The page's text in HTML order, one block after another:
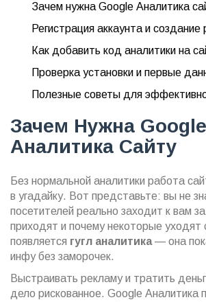
Зачем нужна Google Аналитика
Регистрация аккаунта и создание
Как добавить код аналитики на
Проверка установки и первые
Полезные советы для
Зачем Нужна Google
Аналитика Сайту
Без нормальной аналитики работа
в угадайку. Вот представьте: вы не
посетителей реально заходит к вам
приходят и почему некоторые уходят
появляется гугл аналитика— она
инфу без заморочек.
Выстраивать рекламу и тратить
дело рискованное. Google Аналитика